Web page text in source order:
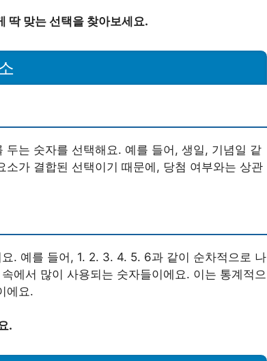
딱 맞는 선택을 찾아보세요.
는 숫자를 선택해요. 예를 들어, 생일, 기념일 같
가 결합된 선택이기 때문에, 당첨 여부와는 상관
요. 예를 들어, 1. 2. 3. 4. 5. 6과 같이 순차적으로 나
에서 많이 사용되는 숫자들이에요. 이는 통계적으
에요.
.